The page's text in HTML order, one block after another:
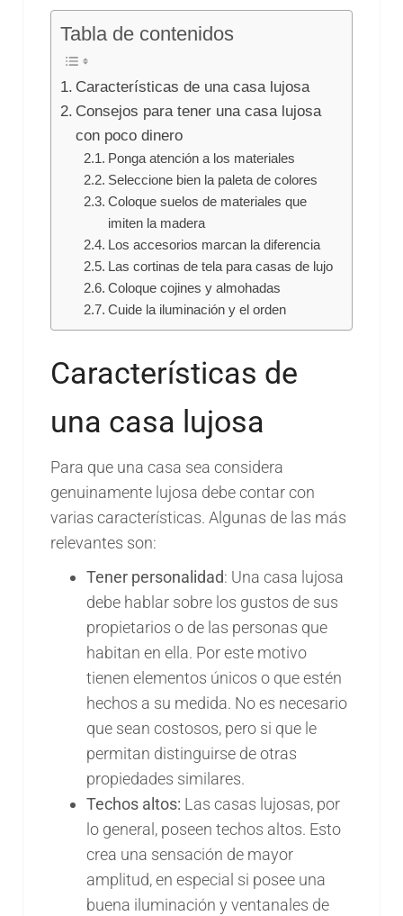
Tabla de contenidos
Características de una casa lujosa
Consejos para tener una casa lujosa
con poco dinero
Ponga atención a los materiales
Seleccione bien la paleta de colores
Coloque suelos de materiales que
imiten la madera
Los accesorios marcan la diferencia
Las cortinas de tela para casas de lujo
Coloque cojines y almohadas
Cuide la iluminación y el orden
Características de
una casa lujosa
Para que una casa sea considera
genuinamente lujosa debe contar con
varias características. Algunas de las más
relevantes son:
Tener personalidad: Una casa lujosa
debe hablar sobre los gustos de sus
propietarios o de las personas que
habitan en ella. Por este motivo
tienen elementos únicos o que estén
hechos a su medida. No es necesario
que sean costosos, pero si que le
permitan distinguirse de otras
propiedades similares.
Techos altos: Las casas lujosas, por
lo general, poseen techos altos. Esto
crea una sensación de mayor
amplitud, en especial si posee una
buena iluminación y ventanales de